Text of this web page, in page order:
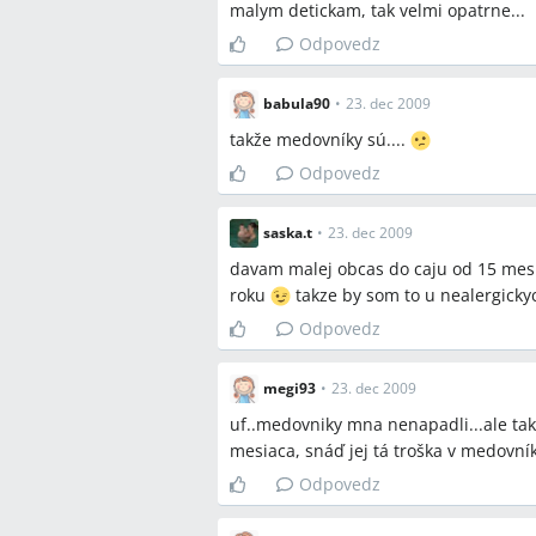
malym detickam, tak velmi opatrne...
Odpovedz
babula90 • 23. dec 2009
takže medovníky sú....
Odpovedz
saska.t • 23. dec 2009
davam malej obcas do caju od 15
roku
takze by som to u
Odpovedz
megi93 • 23. dec 2009
uf..medovniky mna nenapadli...ale
mesiaca, snáď jej tá troška v
Odpovedz